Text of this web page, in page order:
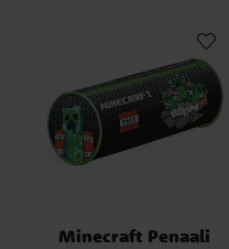
Minecraft Penaali